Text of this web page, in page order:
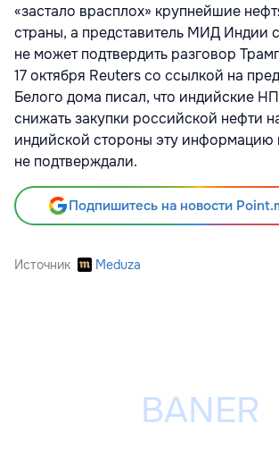
«застало врасплох» крупнейшие
страны, а представитель МИД Индии
не может подтвердить разговор
17 октября Reuters со ссылкой на
Белого дома писал, что индийские
снижать закупки российской нефти
индийской стороны эту
не подтверждали.
Подпишитесь на новости
Источник Meduza